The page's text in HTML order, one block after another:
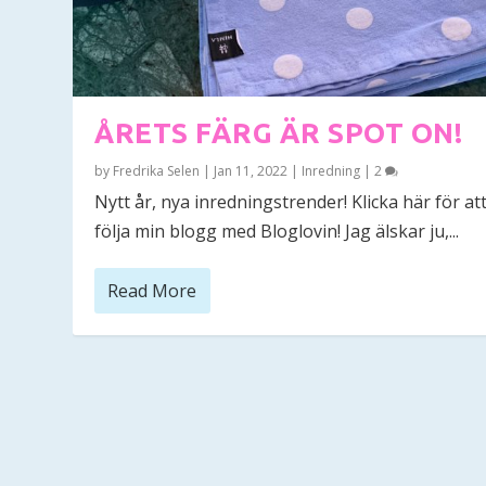
ÅRETS FÄRG ÄR SPOT ON!
by Fredrika Selen Jan 11, 2022 Inredning |2
Nytt år, nya inredningstrender! Klicka här för
följa min blogg med Bloglovin! Jag älskar ju,...
Read More